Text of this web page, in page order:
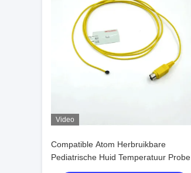
Video
Compatible Atom Herbruikbare
Pediatrische Huid Temperatuur Probe